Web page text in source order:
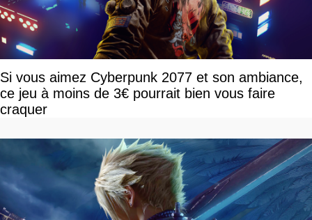
Si vous aimez Cyberpunk 2077 et son ambiance,
ce jeu à moins de 3€ pourrait bien vous faire
craquer